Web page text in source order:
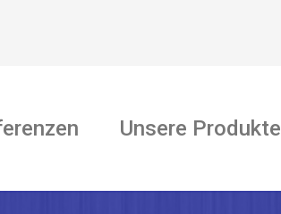
Unsere Produkte